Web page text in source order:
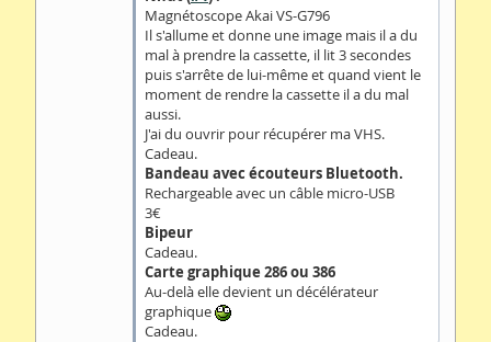
Magnétoscope Akai VS-G796
Il s'allume et donne une image mais il a du
mal à prendre la cassette, il lit 3 secondes
puis s'arrête de lui-même et quand vient le
moment de rendre la cassette il a du mal
aussi.
J'ai du ouvrir pour récupérer ma VHS.
Cadeau.
Bandeau avec écouteurs Bluetooth.
Rechargeable avec un câble micro-USB
3€
Bipeur
Cadeau.
Carte graphique 286 ou 386
Au-delà elle devient un décélérateur
graphique
Cadeau.